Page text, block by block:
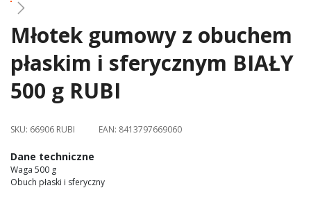
Skip
to
the
beginning
of
images
Młotek gumowy z obuchem
płaskim i sferycznym BIAŁY
500 g RUBI
SKU: 66906 RUBI EAN: 8413797669060
Dane techniczne
Waga 500 g
Obuch płaski i sferyczny